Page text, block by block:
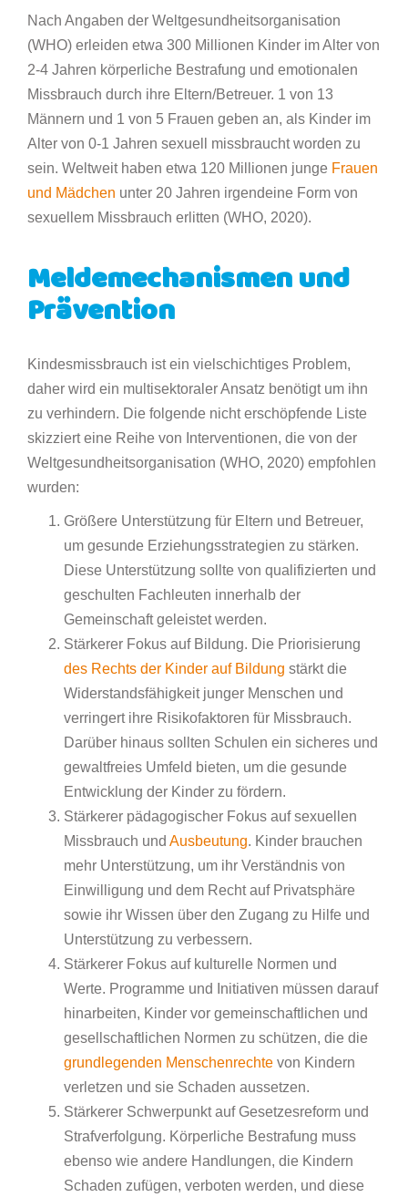
Nach Angaben der Weltgesundheitsorganisation
(WHO) erleiden etwa 300 Millionen Kinder im Alter von
2-4 Jahren körperliche Bestrafung und emotionalen
Missbrauch durch ihre Eltern/Betreuer. 1 von 13
Männern und 1 von 5 Frauen geben an, als Kinder im
Alter von 0-1 Jahren sexuell missbraucht worden zu
sein. Weltweit haben etwa 120 Millionen junge Frauen
und Mädchen unter 20 Jahren irgendeine Form von
sexuellem Missbrauch erlitten (WHO, 2020).
Meldemechanismen und
Prävention
Kindesmissbrauch ist ein vielschichtiges Problem,
daher wird ein multisektoraler Ansatz benötigt um ihn
zu verhindern. Die folgende nicht erschöpfende Liste
skizziert eine Reihe von Interventionen, die von der
Weltgesundheitsorganisation (WHO, 2020) empfohlen
wurden:
Größere Unterstützung für Eltern und Betreuer,
um gesunde Erziehungsstrategien zu stärken.
Diese Unterstützung sollte von qualifizierten und
geschulten Fachleuten innerhalb der
Gemeinschaft geleistet werden.
Stärkerer Fokus auf Bildung. Die Priorisierung
des Rechts der Kinder auf Bildung stärkt die
Widerstandsfähigkeit junger Menschen und
verringert ihre Risikofaktoren für Missbrauch.
Darüber hinaus sollten Schulen ein sicheres und
gewaltfreies Umfeld bieten, um die gesunde
Entwicklung der Kinder zu fördern.
Stärkerer pädagogischer Fokus auf sexuellen
Missbrauch und Ausbeutung. Kinder brauchen
mehr Unterstützung, um ihr Verständnis von
Einwilligung und dem Recht auf Privatsphäre
sowie ihr Wissen über den Zugang zu Hilfe und
Unterstützung zu verbessern.
Stärkerer Fokus auf kulturelle Normen und
Werte. Programme und Initiativen müssen darauf
hinarbeiten, Kinder vor gemeinschaftlichen und
gesellschaftlichen Normen zu schützen, die die
grundlegenden Menschenrechte von Kindern
verletzen und sie Schaden aussetzen.
Stärkerer Schwerpunkt auf Gesetzesreform und
Strafverfolgung. Körperliche Bestrafung muss
ebenso wie andere Handlungen, die Kindern
Schaden zufügen, verboten werden, und diese